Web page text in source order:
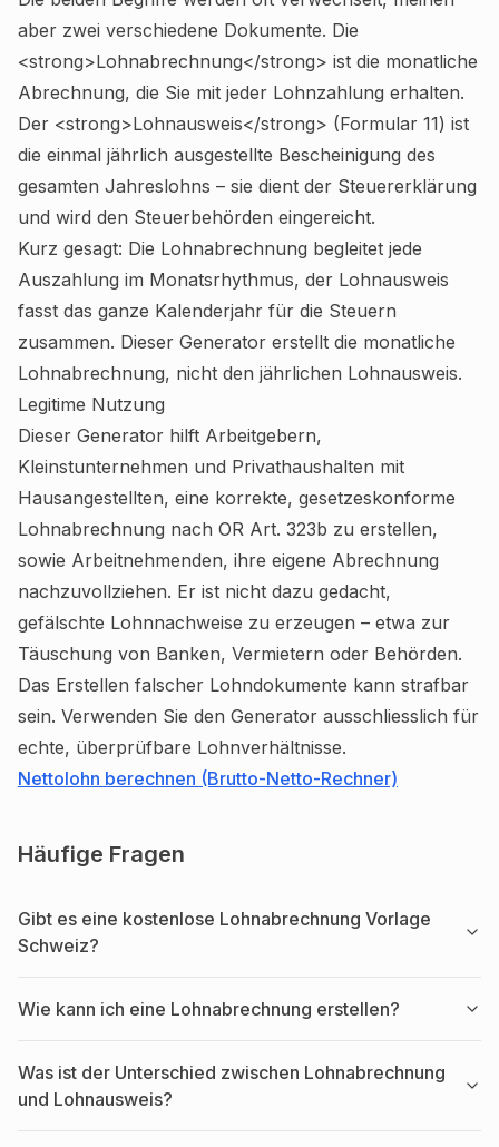
aber zwei verschiedene Dokumente. Die
<strong>Lohnabrechnung</strong> ist die monatliche
Abrechnung, die Sie mit jeder Lohnzahlung erhalten.
Der <strong>Lohnausweis</strong> (Formular 11) ist
die einmal jährlich ausgestellte Bescheinigung des
gesamten Jahreslohns – sie dient der Steuererklärung
und wird den Steuerbehörden eingereicht.
Kurz gesagt: Die Lohnabrechnung begleitet jede
Auszahlung im Monatsrhythmus, der Lohnausweis
fasst das ganze Kalenderjahr für die Steuern
zusammen. Dieser Generator erstellt die monatliche
Lohnabrechnung, nicht den jährlichen Lohnausweis.
Legitime Nutzung
Dieser Generator hilft Arbeitgebern,
Kleinstunternehmen und Privathaushalten mit
Hausangestellten, eine korrekte, gesetzeskonforme
Lohnabrechnung nach OR Art. 323b zu erstellen,
sowie Arbeitnehmenden, ihre eigene Abrechnung
nachzuvollziehen. Er ist nicht dazu gedacht,
gefälschte Lohnnachweise zu erzeugen – etwa zur
Täuschung von Banken, Vermietern oder Behörden.
Das Erstellen falscher Lohndokumente kann strafbar
sein. Verwenden Sie den Generator ausschliesslich für
echte, überprüfbare Lohnverhältnisse.
Nettolohn berechnen (Brutto-Netto-Rechner)
Häufige Fragen
Gibt es eine kostenlose Lohnabrechnung Vorlage
Schweiz?
Wie kann ich eine Lohnabrechnung erstellen?
Was ist der Unterschied zwischen Lohnabrechnung
und Lohnausweis?